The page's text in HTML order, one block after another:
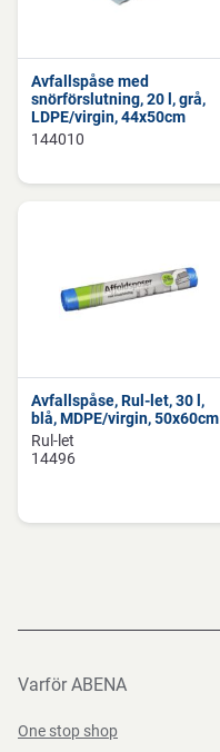
Avfallspåse med
snörförslutning, 20 l, grå,
LDPE/virgin, 44x50cm
144010
Avfallspåse, Rul-let, 30 l,
blå, MDPE/virgin, 50x60cm
Rul-let
14496
Varför ABENA
One stop shop